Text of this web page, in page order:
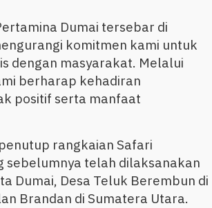
Dumai tersebar di
komitmen kami untuk
dengan masyarakat. Melalui
berharap kehadiran
positif serta manfaat
rangkaian Safari
sebelumnya telah dilaksanakan
Dumai, Desa Teluk Berembun di
Brandan di Sumatera Utara.